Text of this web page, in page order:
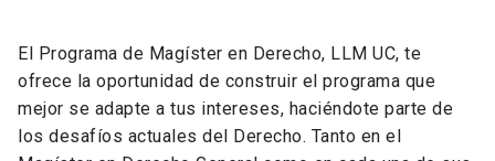
El Programa de Magíster en Derecho, LLM UC, te
ofrece la oportunidad de construir el programa que
mejor se adapte a tus intereses, haciéndote parte de
los desafíos actuales del Derecho. Tanto en el